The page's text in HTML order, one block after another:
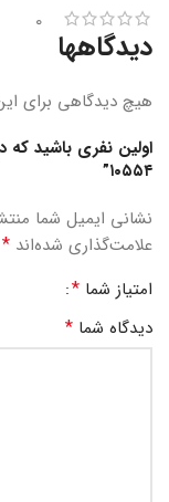
0
دیدگاهها
هیچ دیدگاهی برای
اولین نفری باشید که
۱۰۵۵۴”
نشانی ایمیل شما
علامت‌گذاری شده‌اند *
امتیاز شما *
دیدگاه شما *